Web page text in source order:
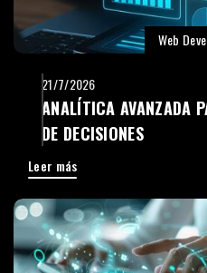
Web
21/7/2026
ANALÍTICA AVANZADA
DE DECISIONES
Leer más